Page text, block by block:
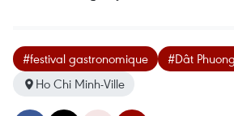
#festival gastronomique #Dât
Ho Chi Minh-Ville